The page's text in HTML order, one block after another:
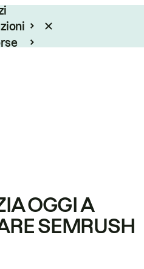
OGGI A
SEMRUSH